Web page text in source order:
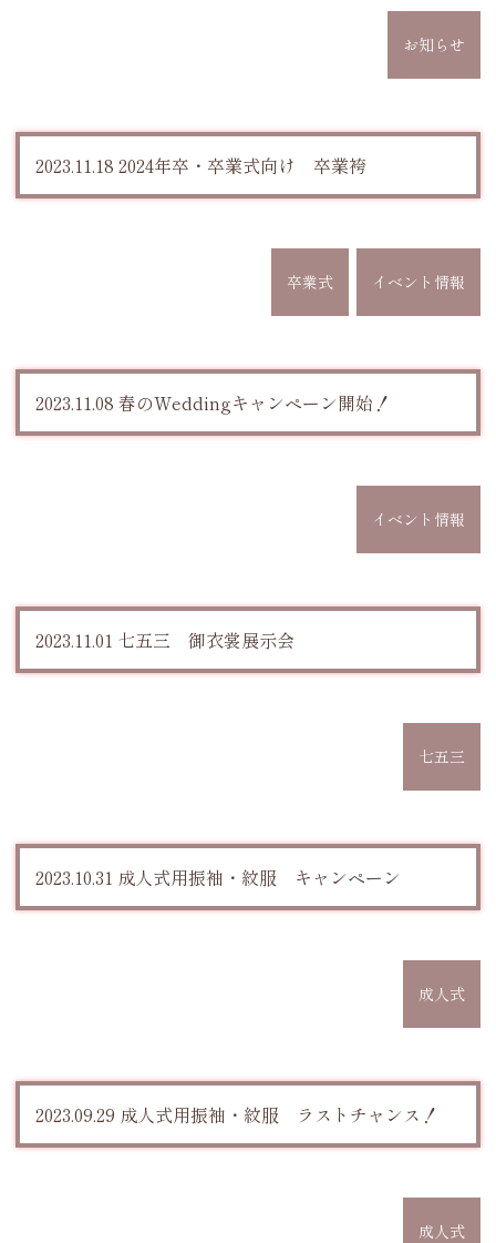
お知らせ
2023.11.18 2024年卒・卒業式向け 卒業袴
卒業式 イベント情報
2023.11.08 春のWeddingキャンペーン開始！
イベント情報
2023.11.01 七五三 御衣裳展示会
七五三
2023.10.31 成人式用振袖・紋服 キャンペーン
成人式
2023.09.29 成人式用振袖・紋服 ラストチャンス！
成人式